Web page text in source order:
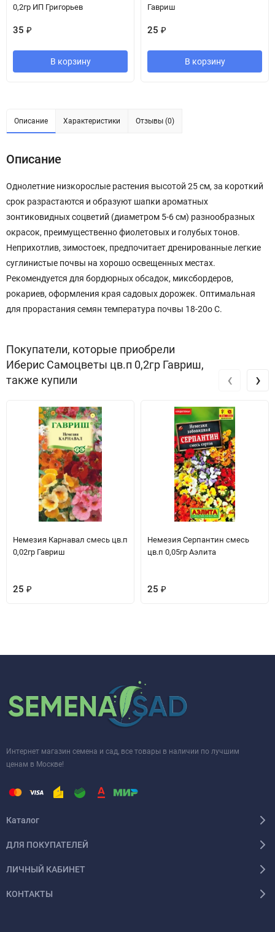
0,2гр ИП Григорьев
35 ₽
В корзину
Гавриш
25 ₽
В корзину
Описание Характеристики Отзывы (0)
Описание
Однолетние низкорослые растения высотой 25 см, за короткий
срок разрастаются и образуют шапки ароматных
зонтиковидных соцветий (диаметром 5-6 см) разнообразных
окрасок, преимущественно фиолетовых и голубых тонов.
Неприхотлив, зимостоек, предпочитает дренированные легкие
суглинистые почвы на хорошо освещенных местах.
Рекомендуется для бордюрных обсадок, миксбордеров,
рокариев, оформления края садовых дорожек. Оптимальная
для прорастания семян температура почвы 18-20о С.
Покупатели, которые приобрели
Иберис Самоцветы цв.п 0,2гр Гавриш,
также купили
Немезия Карнавал смесь цв.п
0,02гр Гавриш
25 ₽
Немезия Серпантин смесь
цв.п 0,05гр Аэлита
25 ₽
‹ ›
Интернет магазин семена и сад, все товары в наличии по лучшим
ценам в Москве!
Каталог
ДЛЯ ПОКУПАТЕЛЕЙ
ЛИЧНЫЙ КАБИНЕТ
КОНТАКТЫ